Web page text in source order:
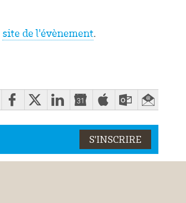
site de l'évènement.